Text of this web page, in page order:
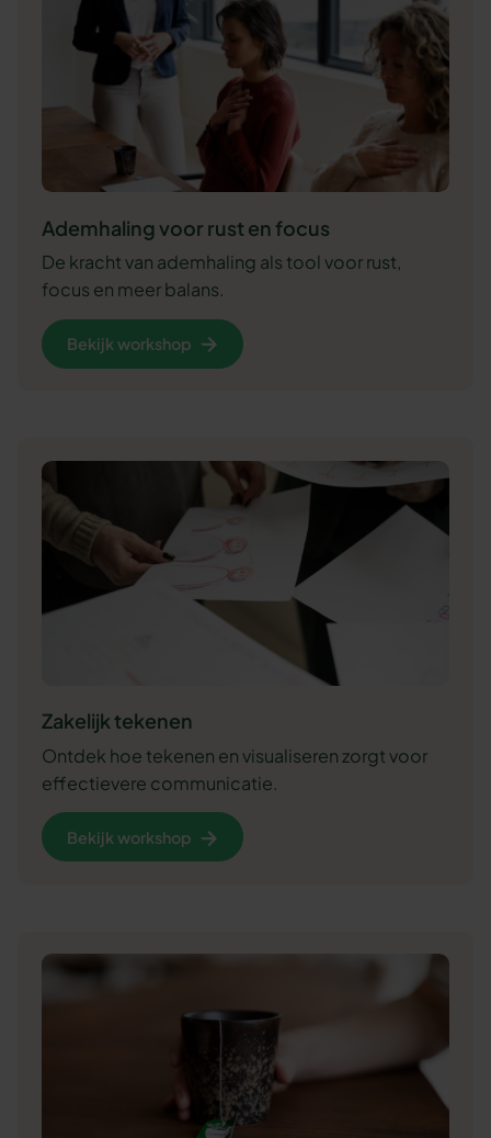
Ademhaling voor rust en focus
De kracht van ademhaling als tool voor rust,
focus en meer balans.
Bekijk workshop
Zakelijk tekenen
Ontdek hoe tekenen en visualiseren zorgt voor
effectievere communicatie.
Bekijk workshop